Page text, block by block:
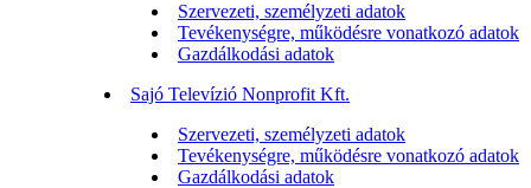
Szervezeti, személyzeti adatok
Tevékenységre, működésre vonatkozó adatok
Gazdálkodási adatok
Sajó Televízió Nonprofit Kft.
Szervezeti, személyzeti adatok
Tevékenységre, működésre vonatkozó adatok
Gazdálkodási adatok